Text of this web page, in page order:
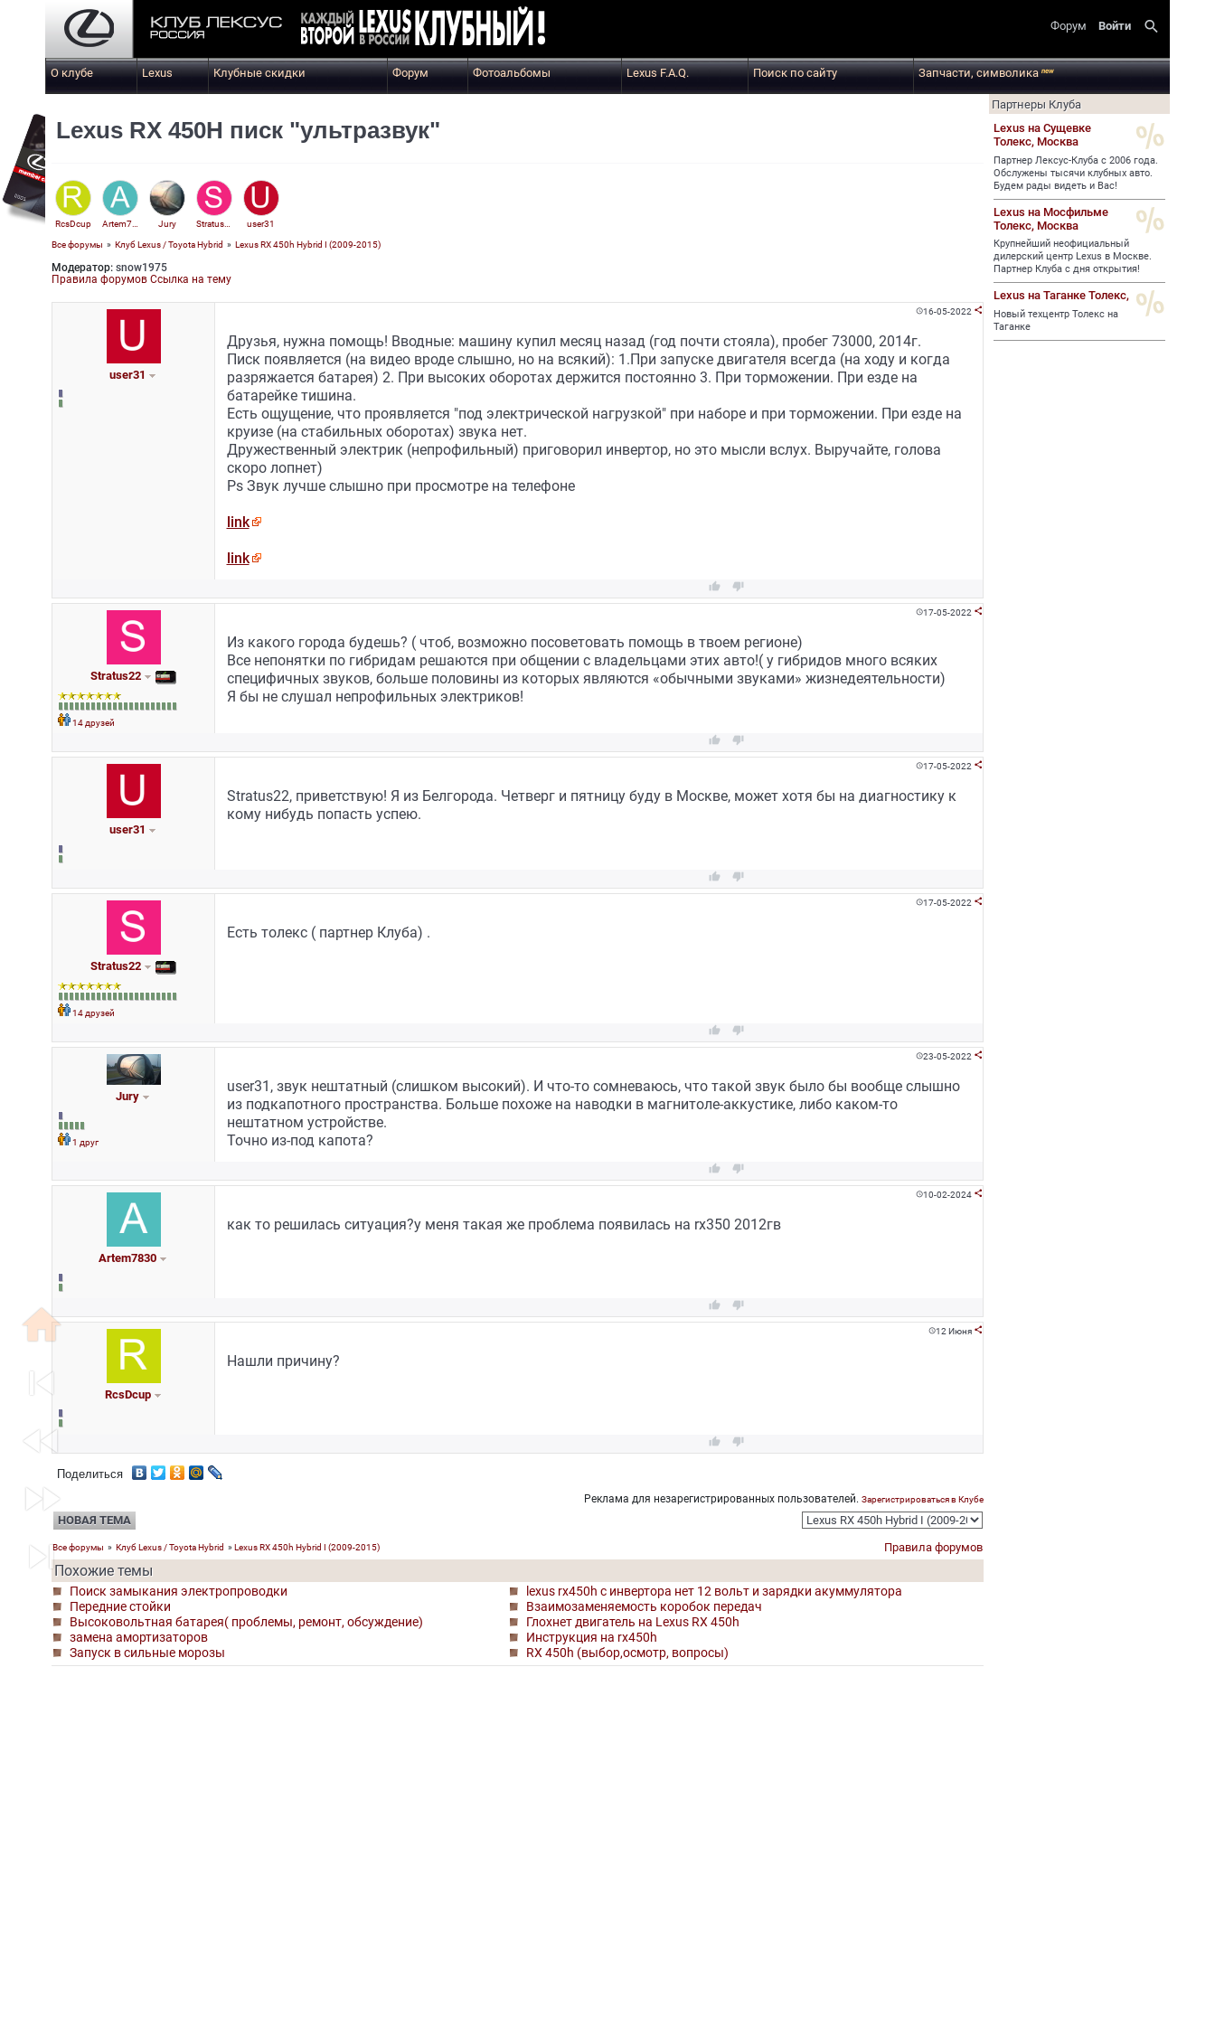
Форум Войти search
О клубе Lexus Клубные скидки Форум Фотоальбомы Lexus F.A.Q. Поиск по сайту Запчасти, символикаnew
home
skip_previous
fast_rewind
fast_forward
skip_next
Lexus RX 450H писк "ультразвук"
RcsDcup Artem7830 Jury Stratus22 user31
Все форумы » Клуб Lexus / Toyota Hybrid » Lexus RX 450h Hybrid I (2009-2015)
Модератор: snow1975
Правила форумов Ссылка на тему
user31
16-05-2022 
Друзья, нужна помощь! Вводные: машину купил месяц назад (год почти стояла), пробег 73000, 2014г.
Писк появляется (на видео вроде слышно, но на всякий): 1.При запуске двигателя всегда (на ходу и когда
разряжается батарея) 2. При высоких оборотах держится постоянно 3. При торможении. При езде на
батарейке тишина.
Есть ощущение, что проявляется "под электрической нагрузкой" при наборе и при торможении. При езде на
круизе (на стабильных оборотах) звука нет.
Дружественный электрик (непрофильный) приговорил инвертор, но это мысли вслух. Выручайте, голова
скоро лопнет)
Ps Звук лучше слышно при просмотре на телефоне
link
link
 
Stratus22
14 друзей
17-05-2022 
Из какого города будешь? ( чтоб, возможно посоветовать помощь в твоем регионе)
Все непонятки по гибридам решаются при общении с владельцами этих авто!( у гибридов много всяких
специфичных звуков, больше половины из которых являются «обычными звуками» жизнедеятельности)
Я бы не слушал непрофильных электриков!
 
user31
17-05-2022 
Stratus22, приветствую! Я из Белгорода. Четверг и пятницу буду в Москве, может хотя бы на диагностику к
кому нибудь попасть успею.
 
Stratus22
14 друзей
17-05-2022 
Есть толекс ( партнер Клуба) .
 
Jury
1 друг
23-05-2022 
user31, звук нештатный (слишком высокий). И что-то сомневаюсь, что такой звук было бы вообще слышно
из подкапотного пространства. Больше похоже на наводки в магнитоле-аккустике, либо каком-то
нештатном устройстве.
Точно из-под капота?
 
Artem7830
10-02-2024 
как то решилась ситуация?у меня такая же проблема появилась на rx350 2012гв
 
RcsDcup
12 Июня 
Нашли причину?
 
Поделиться
Реклама для незарегистрированных пользователей. Зарегистрироваться в Клубе
НОВАЯ ТЕМА
Все форумы » Клуб Lexus / Toyota Hybrid » Lexus RX 450h Hybrid I (2009-2015) Правила форумов
Похожие темы
Поиск замыкания электропроводки
lexus rx450h с инвертора нет 12 вольт и зарядки акуммулятора
Передние стойки
Взаимозаменяемость коробок передач
Высоковольтная батарея( проблемы, ремонт, обсуждение)
Глохнет двигатель на Lexus RX 450h
замена амортизаторов
Инструкция на rx450h
Запуск в сильные морозы
RX 450h (выбор,осмотр, вопросы)
Партнеры Клуба
Lexus на Сущевке
Толекс, Москва
Партнер Лексус-Клуба с 2006 года.
Обслужены тысячи клубных авто.
Будем рады видеть и Вас!
Lexus на Мосфильме
Толекс, Москва
Крупнейший неофициальный
дилерский центр Lexus в Москве.
Партнер Клуба с дня открытия!
Lexus на Таганке Толекс,
Новый техцентр Толекс на
Таганке